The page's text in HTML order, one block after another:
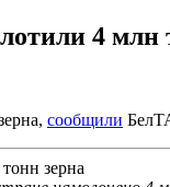
4 млн
сообщили